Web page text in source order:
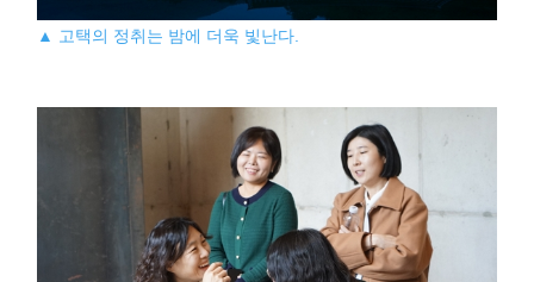
▲ 고택의 정취는 밤에 더욱 빛난다.